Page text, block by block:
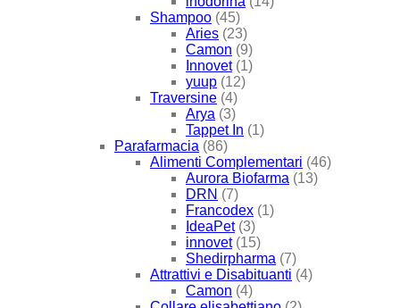
Shampoo (45)
Aries (23)
Camon (9)
Innovet (1)
yuup (12)
Traversine (4)
Arya (3)
Tappet In (1)
Parafarmacia (86)
Alimenti Complementari (46)
Aurora Biofarma (13)
DRN (7)
Francodex (1)
IdeaPet (3)
innovet (15)
Shedirpharma (7)
Attrattivi e Disabituanti (4)
Camon (4)